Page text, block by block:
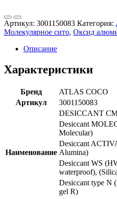
Артикул: 3001150083 Категория:
Молекулярное сито, Оксид
Описание
Характеристики
Бренд
ATLAS COCO
Артикул
3001150083
Наименование
DESICCANT
Desiccant
Molecular)
Desiccant
Alumina)
Desiccant WS
waterproof),
Desiccant type N
gel R)